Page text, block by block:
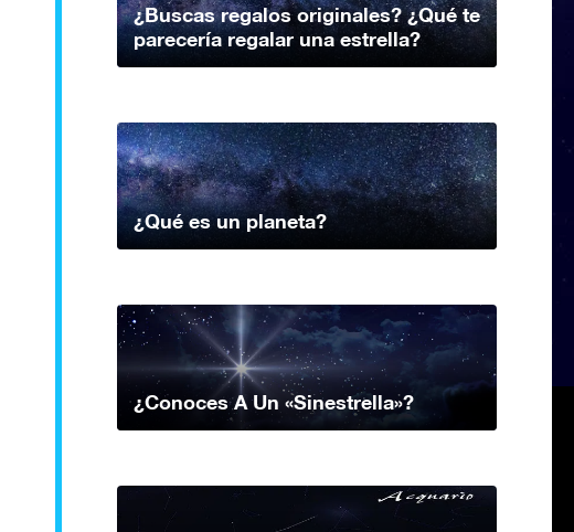
¿Buscas regalos originales? ¿Qué te
parecería regalar una estrella?
¿Qué es un planeta?
¿Conoces A Un «Sinestrella»?